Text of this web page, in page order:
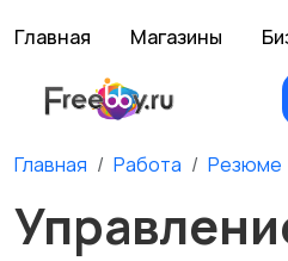
Главная Магазины
Главная Работа Резюме